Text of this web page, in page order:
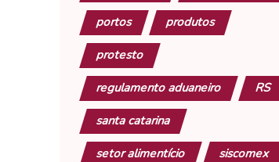
portos produtos
protesto
regulamento aduaneiro RS
santa catarina
setor alimentício siscomex